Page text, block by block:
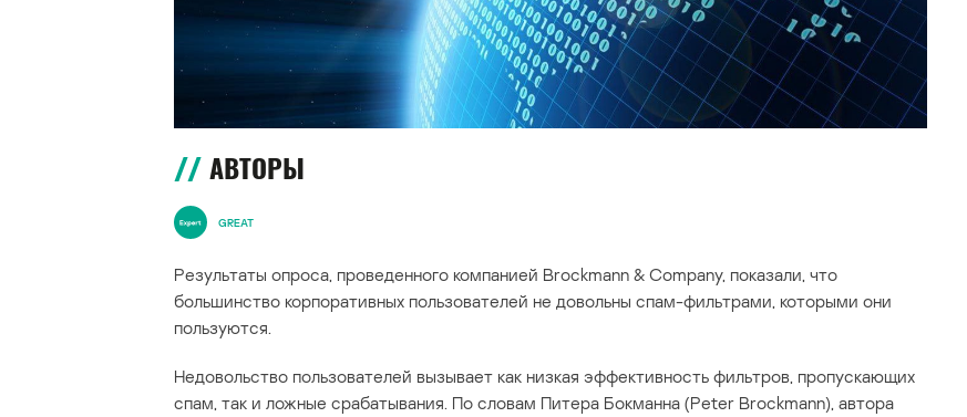
АВТОРЫ
GREAT
Результаты опроса, проведенного компанией Brockmann & Company, показали, что
большинство корпоративных пользователей не довольны спам-фильтрами, которыми они
пользуются.
Недовольство пользователей вызывает как низкая эффективность фильтров, пропускающих
спам, так и ложные срабатывания. По словам Питера Бокманна (Peter Brockmann), автора